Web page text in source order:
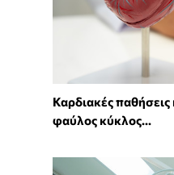
Καρδιακές παθήσεις
φαύλος κύκλος...